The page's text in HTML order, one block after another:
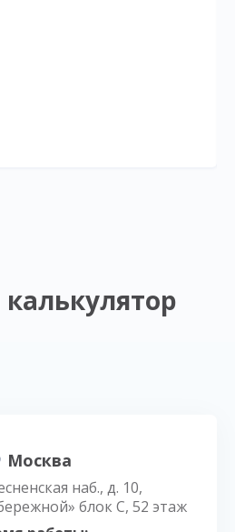
Москва
наб., д. 10,
блок С, 52 этаж